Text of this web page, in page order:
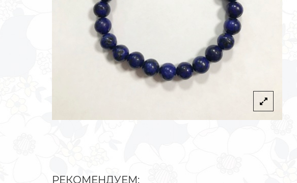
РЕКОМЕНДУЕМ: